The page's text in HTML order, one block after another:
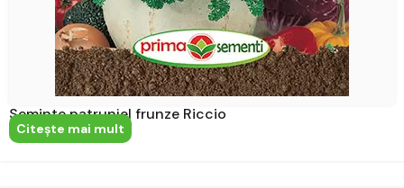
Seminte patrunjel frunze Riccio
Citeşte mai mult